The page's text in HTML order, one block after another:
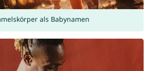
als Babynamen